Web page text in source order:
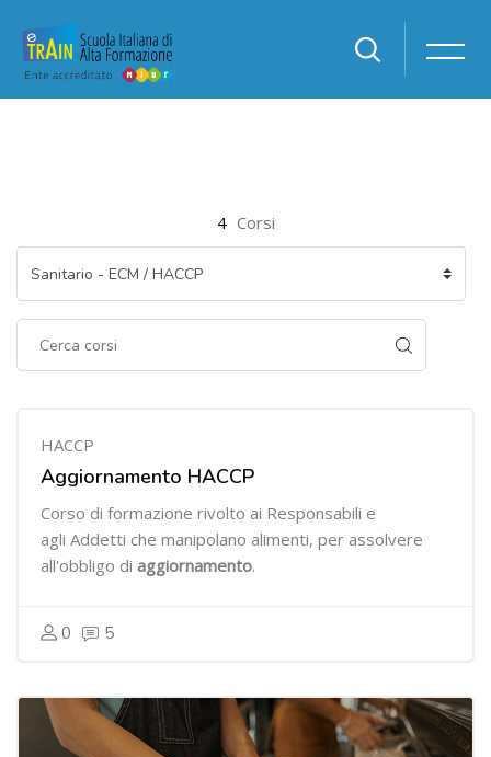
4 Corsi
HACCP
Aggiornamento HACCP
Corso di formazione rivolto ai Responsabili e
agli Addetti che manipolano alimenti, per assolvere
all'obbligo di aggiornamento.
0 5